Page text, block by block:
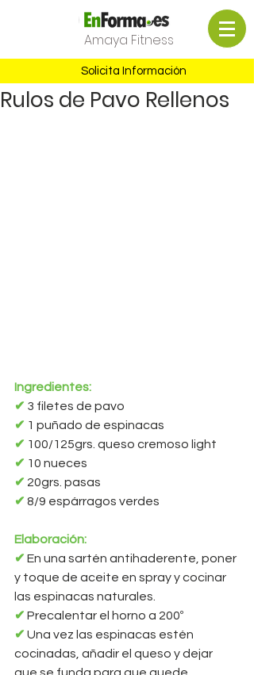
Amaya Fitness
Solicita Información
Rulos de Pavo Rellenos
Ingredientes:
✔ 3 filetes de pavo
✔ 1 puñado de espinacas
✔ 100/125grs. queso cremoso light
✔ 10 nueces
✔ 20grs. pasas
✔ 8/9 espárragos verdes
Elaboración:
✔ En una sartén antihaderente, poner
y toque de aceite en spray y cocinar
las espinacas naturales.
✔ Precalentar el horno a 200º
✔ Una vez las espinacas estén
cocinadas, añadir el queso y dejar